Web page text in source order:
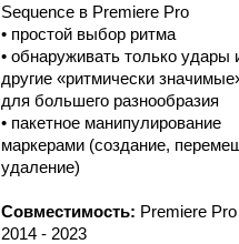
Sequence в Premiere Pro
• простой выбор ритма
• обнаруживать только удары
другие «ритмически
для большего разнообразия
• пакетное манипулирование
маркерами (создание,
удаление)
Совместимость: Premiere
2014 - 2023